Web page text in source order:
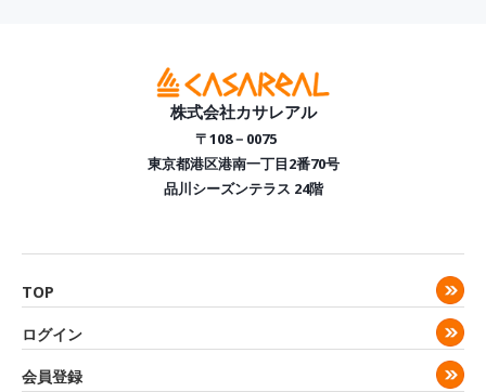
株式会社カサレアル
〒108－0075
東京都港区港南一丁目2番70号
品川シーズンテラス 24階
TOP
ログイン
会員登録